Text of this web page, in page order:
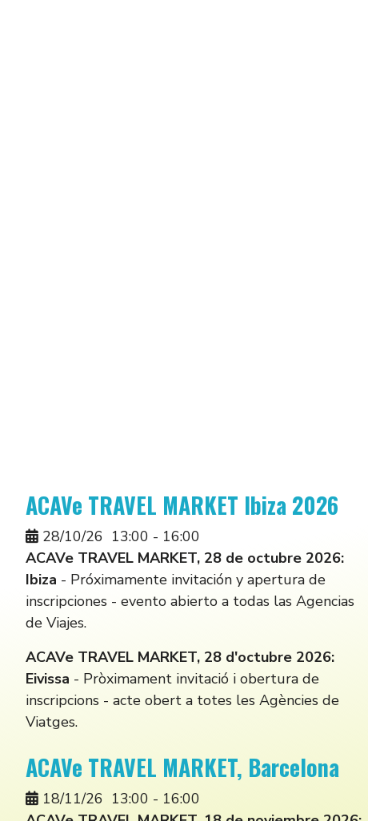
ACAVe TRAVEL MARKET Ibiza 2026
28/10/26 13:00 - 16:00
ACAVe TRAVEL MARKET, 28 de octubre 2026:
Ibiza - Próximamente invitación y apertura de
inscripciones - evento abierto a todas las Agencias
de Viajes.
ACAVe TRAVEL MARKET, 28 d'octubre 2026:
Eivissa - Pròximament invitació i obertura de
inscripcions - acte obert a totes les Agències de
Viatges.
ACAVe TRAVEL MARKET, Barcelona
18/11/26 13:00 - 16:00